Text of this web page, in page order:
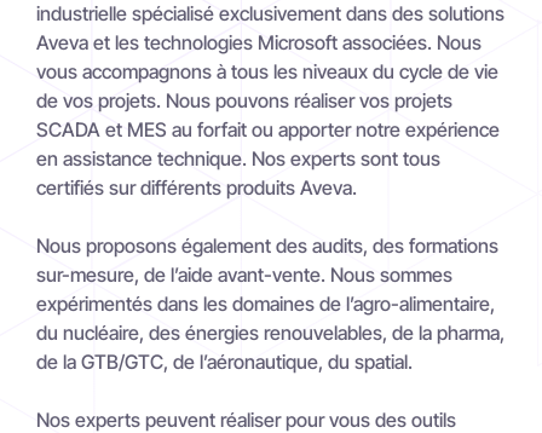
industrielle spécialisé exclusivement dans des solutions
Aveva et les technologies Microsoft associées. Nous
vous accompagnons à tous les niveaux du cycle de vie
de vos projets. Nous pouvons réaliser vos projets
SCADA et MES au forfait ou apporter notre expérience
en assistance technique. Nos experts sont tous
certifiés sur différents produits Aveva.
Nous proposons également des audits, des formations
sur-mesure, de l’aide avant-vente. Nous sommes
expérimentés dans les domaines de l’agro-alimentaire,
du nucléaire, des énergies renouvelables, de la pharma,
de la GTB/GTC, de l’aéronautique, du spatial.
Nos experts peuvent réaliser pour vous des outils